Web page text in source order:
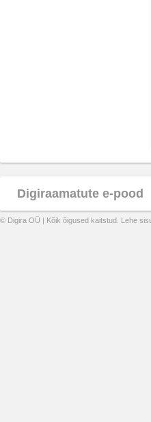
Digiraamatute e-pood
© Digira OÜ | Kõik õigused kaitstud. Lehe